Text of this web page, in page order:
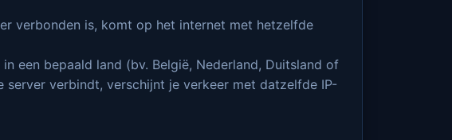
verbonden is, komt op het internet met hetzelfde
een bepaald land (bv. België, Nederland, Duitsland of
verbindt, verschijnt je verkeer met datzelfde IP-